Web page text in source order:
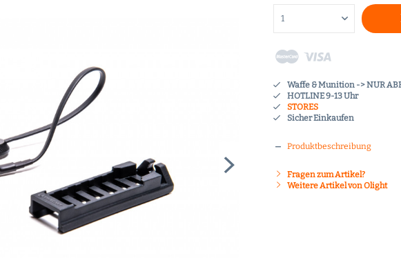
Waffe & Munition -> NUR
HOTLINE 9-13 Uhr
STORES
Sicher Einkaufen
Produktbeschreibung
Fragen zum Artikel?
Weitere Artikel von Olight